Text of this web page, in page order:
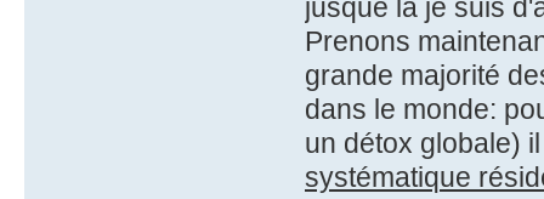
jusque la je suis
Prenons
grande majorité
dans le monde:
un détox globale)
systématique